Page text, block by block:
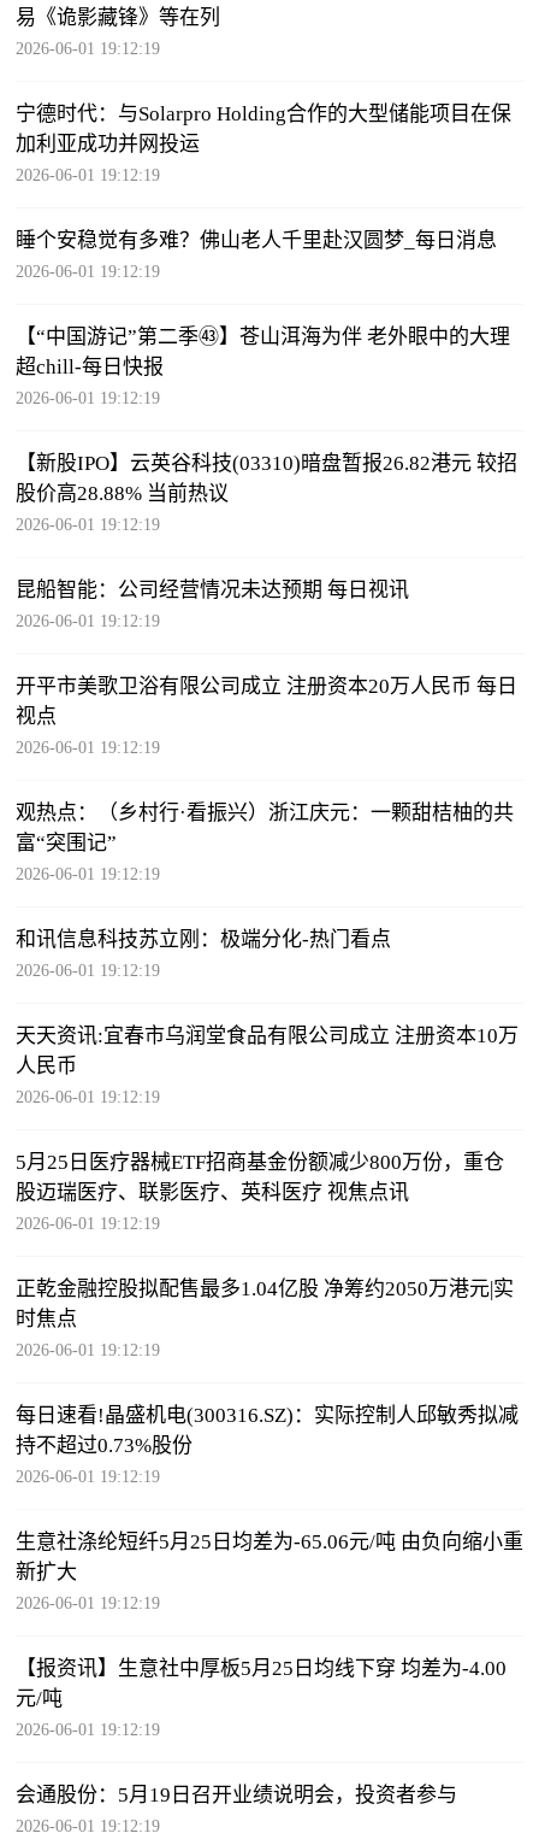
易《诡影藏锋》等在列
2026-06-01 19:12:19
宁德时代：与Solarpro Holding合作的大型储能项目在保
加利亚成功并网投运
2026-06-01 19:12:19
睡个安稳觉有多难？佛山老人千里赴汉圆梦_每日消息
2026-06-01 19:12:19
【“中国游记”第二季㊸】苍山洱海为伴 老外眼中的大理
超chill-每日快报
2026-06-01 19:12:19
【新股IPO】云英谷科技(03310)暗盘暂报26.82港元 较招
股价高28.88% 当前热议
2026-06-01 19:12:19
昆船智能：公司经营情况未达预期 每日视讯
2026-06-01 19:12:19
开平市美歌卫浴有限公司成立 注册资本20万人民币 每日
视点
2026-06-01 19:12:19
观热点：（乡村行·看振兴）浙江庆元：一颗甜桔柚的共
富“突围记”
2026-06-01 19:12:19
和讯信息科技苏立刚：极端分化-热门看点
2026-06-01 19:12:19
天天资讯:宜春市乌润堂食品有限公司成立 注册资本10万
人民币
2026-06-01 19:12:19
5月25日医疗器械ETF招商基金份额减少800万份，重仓
股迈瑞医疗、联影医疗、英科医疗 视焦点讯
2026-06-01 19:12:19
正乾金融控股拟配售最多1.04亿股 净筹约2050万港元|实
时焦点
2026-06-01 19:12:19
每日速看!晶盛机电(300316.SZ)：实际控制人邱敏秀拟减
持不超过0.73%股份
2026-06-01 19:12:19
生意社涤纶短纤5月25日均差为-65.06元/吨 由负向缩小重
新扩大
2026-06-01 19:12:19
【报资讯】生意社中厚板5月25日均线下穿 均差为-4.00
元/吨
2026-06-01 19:12:19
会通股份：5月19日召开业绩说明会，投资者参与
2026-06-01 19:12:19